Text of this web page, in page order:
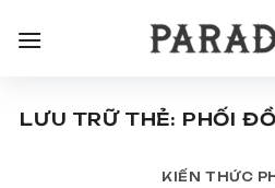
qua
LƯU TRỮ THẺ: PHỐI
KIẾN THỨC